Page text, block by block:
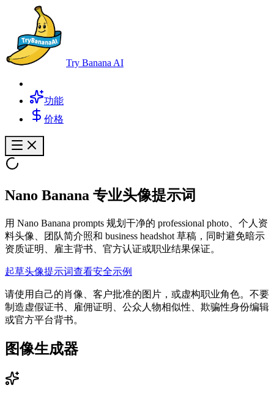
Try Banana AI
功能
价格
Nano Banana 专业头像提示词
用 Nano Banana prompts 规划干净的 professional photo、个人资
料头像、团队简介照和 business headshot 草稿，同时避免暗示
资质证明、雇主背书、官方认证或职业结果保证。
起草头像提示词查看安全示例
请使用自己的肖像、客户批准的图片，或虚构职业角色。不要
制造虚假证书、雇佣证明、公众人物相似性、欺骗性身份编辑
或官方平台背书。
图像生成器